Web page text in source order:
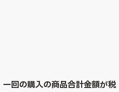
一回の購入の商品合計金額が税